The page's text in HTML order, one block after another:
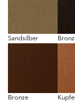
Sandsilber
Bronze